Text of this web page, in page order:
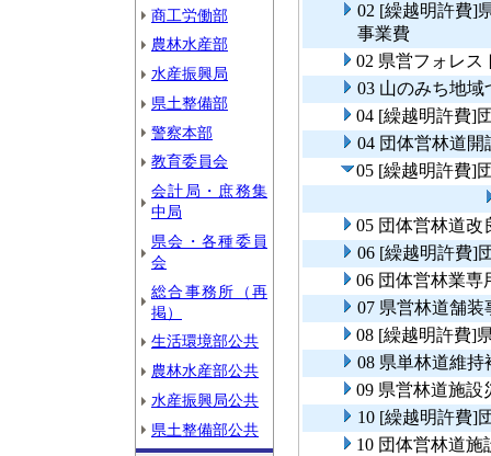
商工労働部
農林水産部
水産振興局
県土整備部
警察本部
教育委員会
会計局・庶務集
中局
県会・各種委員
会
総合事務所（再
掲）
生活環境部公共
農林水産部公共
水産振興局公共
県土整備部公共
02 [繰越明許費]
事業費
02 県営フォレス
03 山のみち地
04 [繰越明許費]
04 団体営林道開
05 [繰越明許費]
05 団体営林道改
06 [繰越明許費]
06 団体営林業専
07 県営林道舗装
08 [繰越明許費]
08 県単林道維
09 県営林道施設
10 [繰越明許費]
10 団体営林道施